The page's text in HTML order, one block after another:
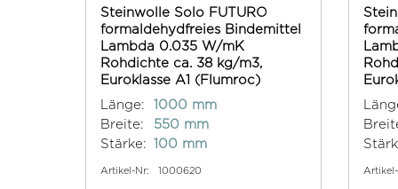
Steinwolle Solo FUTURO
formaldehydfreies Bindemittel
Lambda 0.035 W/mK
Rohdichte ca. 38 kg/m3,
Euroklasse A1 (Flumroc)
Länge:
1000 mm
Breite:
550 mm
Stärke: 100 mm
Artikel-Nr: 1000620